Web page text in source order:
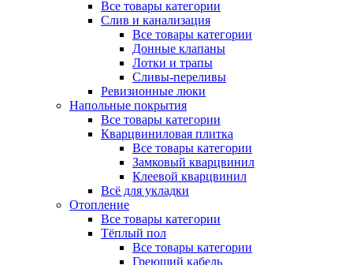
Все товары категории
Слив и канализация
Все товары категории
Донные клапаны
Лотки и трапы
Сливы-переливы
Ревизионные люки
Напольные покрытия
Все товары категории
Кварцвиниловая плитка
Все товары категории
Замковый кварцвинил
Клеевой кварцвинил
Всё для укладки
Отопление
Все товары категории
Тёплый пол
Все товары категории
Греющий кабель